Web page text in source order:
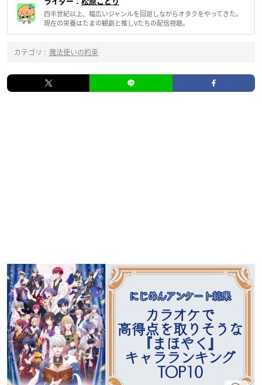
四半世紀以上、幅広いジャンルを回遊しながらオタクをやってきた。
現在の栄養はたまの観劇と推しVたちの配信視聴。
カテゴリ : 魔法使いの約束